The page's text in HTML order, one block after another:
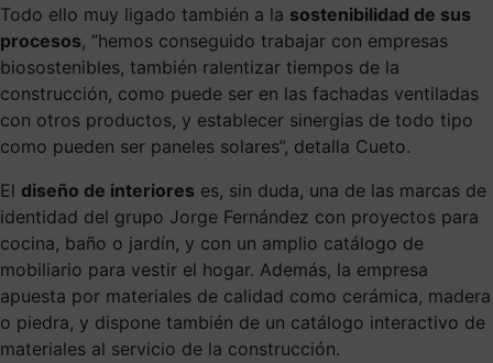
Todo ello muy ligado también a la sostenibilidad de sus
procesos, “hemos conseguido trabajar con empresas
biosostenibles, también ralentizar tiempos de la
construcción, como puede ser en las fachadas ventiladas
con otros productos, y establecer sinergias de todo tipo
como pueden ser paneles solares”, detalla Cueto.
El diseño de interiores es, sin duda, una de las marcas de
identidad del grupo Jorge Fernández con proyectos para
cocina, baño o jardín, y con un amplio catálogo de
mobiliario para vestir el hogar. Además, la empresa
apuesta por materiales de calidad como cerámica, madera
o piedra, y dispone también de un catálogo interactivo de
materiales al servicio de la construcción.